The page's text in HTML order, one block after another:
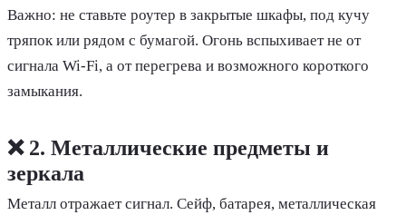
Важно: не ставьте роутер в закрытые шкафы, под кучу
тряпок или рядом с бумагой. Огонь вспыхивает не от
сигнала Wi-Fi, а от перегрева и возможного короткого
замыкания.
❌ 2. Металлические предметы и
зеркала
Металл отражает сигнал. Сейф, батарея, металлическая